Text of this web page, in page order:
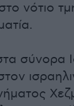
νότιο
σύνορα